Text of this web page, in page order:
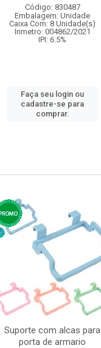
Código: 830487
Embalagem: Unidade
Caixa Com: 8 Unidade(s)
Inmetro: 004862/2021
IPI: 6.5%
Faça seu login ou
cadastre-se para
comprar.
Suporte com alcas para
porta de armario